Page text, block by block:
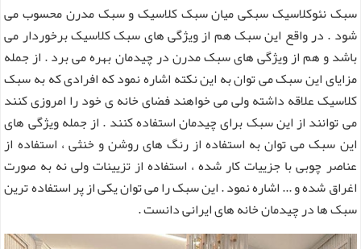
سبک نئوکلاسیک سبکی میان سبک کلاسیک و سبک مدرن محسوب می
شود . در واقع این سبک هم از ویژگی های سبک کلاسیک برخوردار می
باشد و هم از ویژگی های سبک مدرن در چیدمان بهره می برد . از جمله
مزایای این سبک می توان به این نکته اشاره نمود که افرادی که به سبک
کلاسیک علاقه داشته ولی می خواهند فضای خانه ی خود را امروزی کنند
می توانند از این سبک برای چیدمان استفاده کنند . از جمله ویژگی های
این سبک می توان به استفاده از رنگ های روشن و خنثی ، استفاده از
عناصر چوبی با جزییات کار شده ، استفاده از تزیینات ولی نه به صورت
اغراق شده و ... اشاره نمود . این سبک را می توان یکی از پر استفاده ترین
سبک ها در چیدمان خانه های ایرانی دانست .